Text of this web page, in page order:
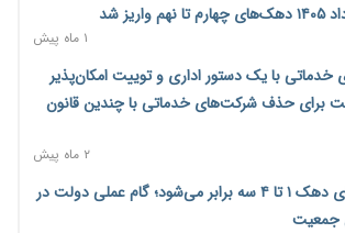
گمرکات برای تمدید ورود موقت کالا و خودرو تا
۱ روز پیش
در سایه تورم؛ قدرت خرید یارانه یک‌میلیونی
شد
۱ ماه پیش
با یک دستور اداری و توییت امکان‌پذیر
برای حذف شرکت‌های خدماتی با چندین قانون
۲ ماه پیش
یارانه خانواده‌های دهک ۱ تا ۴ سه برابر می‌شود؛ گام عملی دولت در
جمعیت